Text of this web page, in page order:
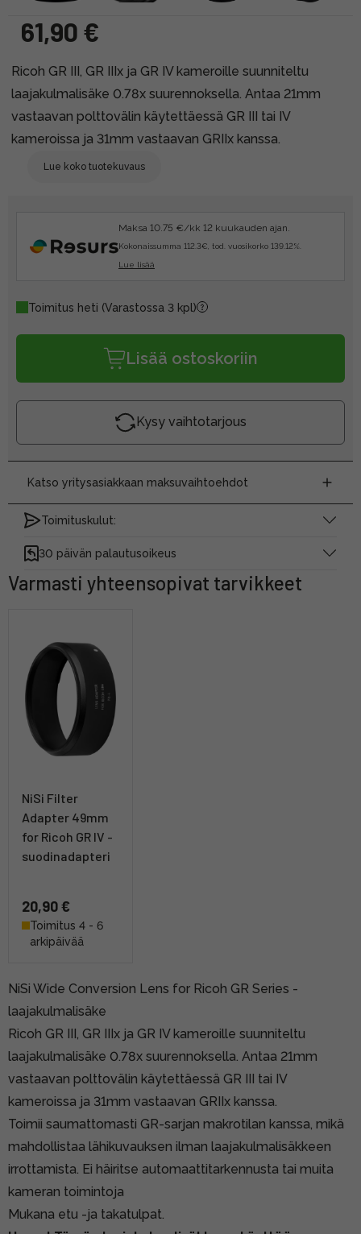
61,90 €
Ricoh GR III, GR IIIx ja GR IV kameroille suunniteltu
laajakulmalisäke 0.78x suurennoksella. Antaa 21mm
vastaavan polttovälin käytettäessä GR III tai IV
kameroissa ja 31mm vastaavan GRIIx kanssa.
Lue koko tuotekuvaus
Maksa 10.75 €/kk 12 kuukauden ajan.
Kokonaissumma 112.3€, tod. vuosikorko 139.12%.
Lue lisää
Toimitus heti (Varastossa 3 kpl)
Lisää ostoskoriin
Kysy vaihtotarjous
Katso yritysasiakkaan maksuvaihtoehdot
Toimituskulut:
30 päivän palautusoikeus
Varmasti yhteensopivat tarvikkeet
NiSi Filter
Adapter 49mm
for Ricoh GR IV -
suodinadapteri
20,90 €
Toimitus 4 - 6
arkipäivää
NiSi Wide Conversion Lens for Ricoh GR Series -
laajakulmalisäke
Ricoh GR III, GR IIIx ja GR IV kameroille suunniteltu
laajakulmalisäke 0.78x suurennoksella. Antaa 21mm
vastaavan polttovälin käytettäessä GR III tai IV
kameroissa ja 31mm vastaavan GRIIx kanssa.
Toimii saumattomasti GR-sarjan makrotilan kanssa, mikä
mahdollistaa lähikuvauksen ilman laajakulmalisäkkeen
irrottamista. Ei häiritse automaattitarkennusta tai muita
kameran toimintoja
Mukana etu -ja takatulpat.